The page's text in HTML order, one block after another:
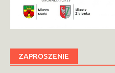
ZAPROSZENIE